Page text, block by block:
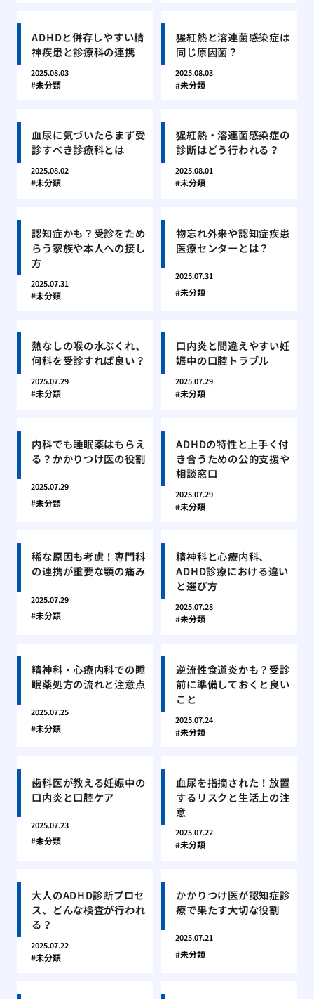
ADHDと併存しやすい精
神疾患と診療科の連携
2025.08.03
未分類
猩紅熱と溶連菌感染症は
同じ原因菌？
2025.08.03
未分類
血尿に気づいたらまず受
診すべき診療科とは
2025.08.02
未分類
猩紅熱・溶連菌感染症の
診断はどう行われる？
2025.08.01
未分類
認知症かも？受診をため
らう家族や本人への接し
方
2025.07.31
未分類
物忘れ外来や認知症疾患
医療センターとは？
2025.07.31
未分類
熱なしの喉の水ぶくれ、
何科を受診すれば良い？
2025.07.29
未分類
口内炎と間違えやすい妊
娠中の口腔トラブル
2025.07.29
未分類
内科でも睡眠薬はもらえ
る？かかりつけ医の役割
2025.07.29
未分類
ADHDの特性と上手く付
き合うための公的支援や
相談窓口
2025.07.29
未分類
稀な原因も考慮！専門科
の連携が重要な顎の痛み
2025.07.29
未分類
精神科と心療内科、
ADHD診療における違い
と選び方
2025.07.28
未分類
精神科・心療内科での睡
眠薬処方の流れと注意点
2025.07.25
未分類
逆流性食道炎かも？受診
前に準備しておくと良い
こと
2025.07.24
未分類
歯科医が教える妊娠中の
口内炎と口腔ケア
2025.07.23
未分類
血尿を指摘された！放置
するリスクと生活上の注
意
2025.07.22
未分類
大人のADHD診断プロセ
ス、どんな検査が行われ
る？
2025.07.22
未分類
かかりつけ医が認知症診
療で果たす大切な役割
2025.07.21
未分類